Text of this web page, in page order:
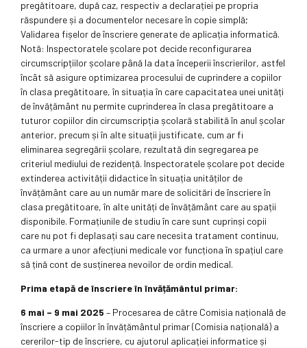
pregătitoare, după caz, respectiv a declarației pe propria
răspundere și a documentelor necesare în copie simplă;
Validarea fișelor de înscriere generate de aplicația informatică.
Notă: Inspectoratele școlare pot decide reconfigurarea
circumscripțiilor școlare până la data începerii înscrierilor, astfel
încât să asigure optimizarea procesului de cuprindere a copiilor
în clasa pregătitoare, în situația în care capacitatea unei unități
de învățământ nu permite cuprinderea în clasa pregătitoare a
tuturor copiilor din circumscripția școlară stabilită în anul școlar
anterior, precum și în alte situații justificate, cum ar fi
eliminarea segregării școlare, rezultată din segregarea pe
criteriul mediului de rezidență. Inspectoratele școlare pot decide
extinderea activității didactice în situația unităților de
învățământ care au un număr mare de solicitări de înscriere în
clasa pregătitoare, în alte unități de învățământ care au spații
disponibile. Formațiunile de studiu în care sunt cuprinși copii
care nu pot fi deplasați sau care necesita tratament continuu,
ca urmare a unor afecțiuni medicale vor funcționa în spațiul care
să țină cont de susținerea nevoilor de ordin medical.
Prima etapă de înscriere în învățământul primar:
6 mai – 9 mai 2025 – Procesarea de către Comisia națională de
înscriere a copiilor în învățământul primar (Comisia națională) a
cererilor-tip de înscriere, cu ajutorul aplicației informatice și